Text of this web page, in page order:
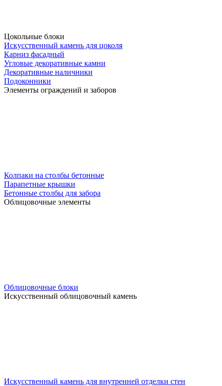
Цокольные блоки
Искусственный камень для цоколя
Карниз фасадный
Угловые декоративные камни
Декоративные наличники
Подоконники
Элементы ограждений и заборов
Колпаки на столбы бетонные
Парапетные крышки
Бетонные столбы для забора
Облицовочные элементы
Облицовочные блоки
Искусственный облицовочный камень
Искусственный камень для внутренней отделки стен